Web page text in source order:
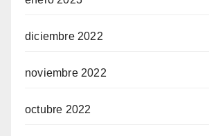
diciembre 2022
noviembre 2022
octubre 2022